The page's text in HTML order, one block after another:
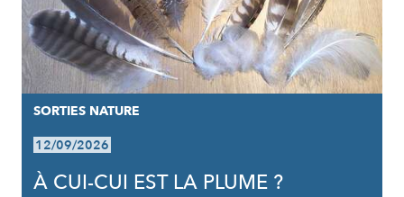
SORTIES NATURE
12/09/2026
À CUI-CUI EST LA PLUME ?